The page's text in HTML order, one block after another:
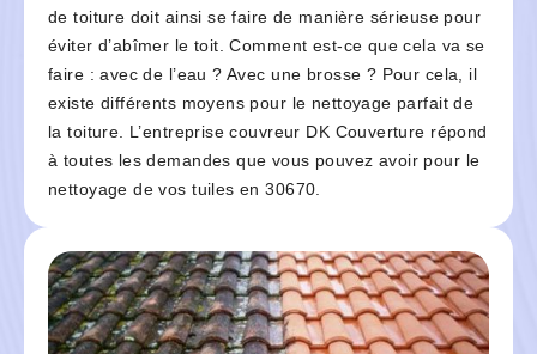
de toiture doit ainsi se faire de manière sérieuse pour
éviter d’abîmer le toit. Comment est-ce que cela va se
faire : avec de l’eau ? Avec une brosse ? Pour cela, il
existe différents moyens pour le nettoyage parfait de
la toiture. L’entreprise couvreur DK Couverture répond
à toutes les demandes que vous pouvez avoir pour le
nettoyage de vos tuiles en 30670.